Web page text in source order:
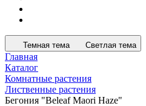
Темная тема Светлая тема
Главная
Каталог
Комнатные растения
Лиственные растения
Бегония "Beleaf Maori Haze"